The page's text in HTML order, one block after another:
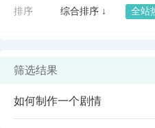
排序 综合排序 ↓ 全站
筛选结果
如何制作一个剧情